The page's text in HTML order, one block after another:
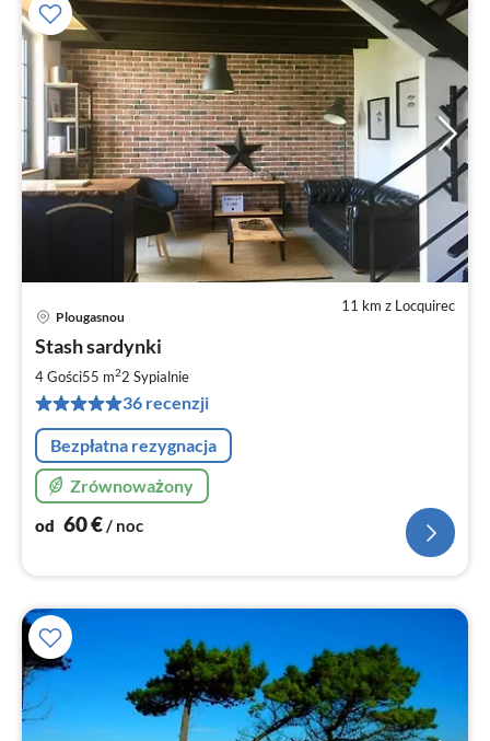
11 km z Locquirec
Plougasnou
Stash sardynki
4 Gości55 m22 Sypialnie
36 recenzji
Bezpłatna rezygnacja
Zrównoważony
od 60€/ noc